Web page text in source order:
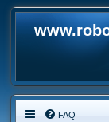
FAQ